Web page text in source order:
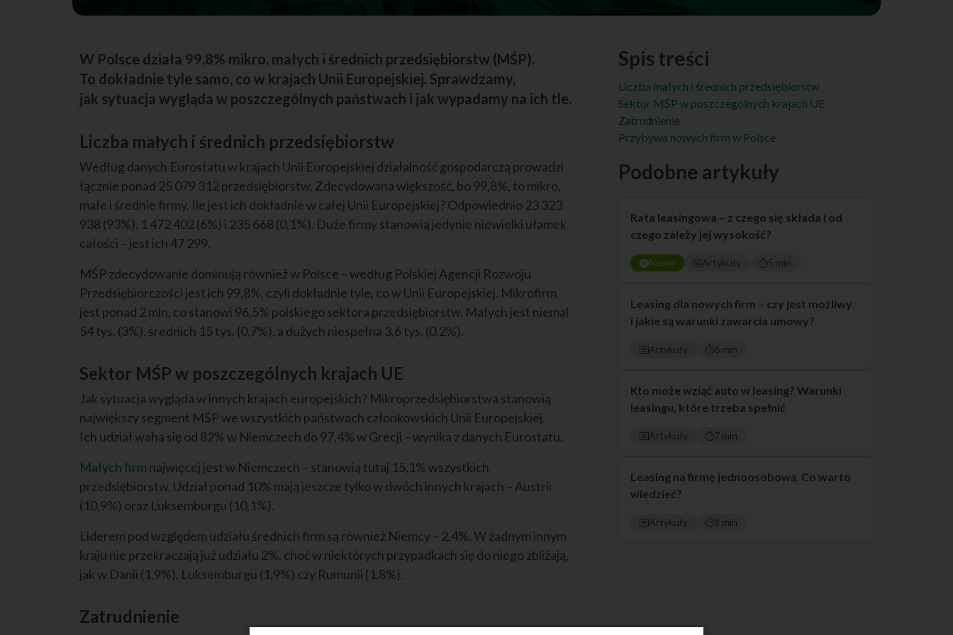
W Polsce działa 99,8% mikro, małych i średnich przedsiębiorstw (MŚP).
To dokładnie tyle samo, co w krajach Unii Europejskiej. Sprawdzamy,
jak sytuacja wygląda w poszczególnych państwach i jak wypadamy na ich tle.
Liczba małych i średnich przedsiębiorstw
Według danych Eurostatu w krajach Unii Europejskiej działalność gospodarczą prowadzi
łącznie ponad 25 079 312 przedsiębiorstw. Zdecydowana większość, bo 99,8%, to mikro,
małe i średnie firmy. Ile jest ich dokładnie w całej Unii Europejskiej? Odpowiednio 23 323
938 (93%), 1 472 402 (6%) i 235 668 (0,1%). Duże firmy stanowią jedynie niewielki ułamek
całości – jest ich 47 299.
MŚP zdecydowanie dominują również w Polsce – według Polskiej Agencji Rozwoju
Przedsiębiorczości jest ich 99,8%, czyli dokładnie tyle, co w Unii Europejskiej. Mikrofirm
jest ponad 2 mln, co stanowi 96,5% polskiego sektora przedsiębiorstw. Małych jest niemal
54 tys. (3%), średnich 15 tys. (0,7%), a dużych niespełna 3,6 tys. (0,2%).
Sektor MŚP w poszczególnych krajach UE
Jak sytuacja wygląda w innych krajach europejskich? Mikroprzedsiębiorstwa stanowią
największy segment MŚP we wszystkich państwach członkowskich Unii Europejskiej.
Ich udział waha się od 82% w Niemczech do 97,4% w Grecji – wynika z danych Eurostatu.
Małych firm najwięcej jest w Niemczech – stanowią tutaj 15,1% wszystkich
przedsiębiorstw. Udział ponad 10% mają jeszcze tylko w dwóch innych krajach – Austrii
(10,9%) oraz Luksemburgu (10,1%).
Liderem pod względem udziału średnich firm są również Niemcy – 2,4%. W żadnym innym
kraju nie przekraczają już udziału 2%, choć w niektórych przypadkach się do niego zbliżają,
jak w Danii (1,9%), Luksemburgu (1,9%) czy Rumunii (1,8%).
Zatrudnienie
Spis treści
Liczba małych i średnich przedsiębiorstw
Sektor MŚP w poszczególnych krajach UE
Zatrudnienie
Przybywa nowych firm w Polsce
Podobne artykuły
Rata leasingowa – z czego się składa i od
czego zależy jej wysokość?
Nowe Artykuły 5 min
Leasing dla nowych firm – czy jest możliwy
i jakie są warunki zawarcia umowy?
Artykuły 6 min
Kto może wziąć auto w leasing? Warunki
leasingu, które trzeba spełnić
Artykuły 7 min
Leasing na firmę jednoosobową. Co warto
wiedzieć?
Artykuły 8 min